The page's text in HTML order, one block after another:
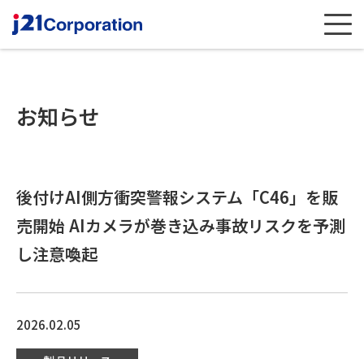
お知らせ
後付けAI側方衝突警報システム「C46」を販
売開始 AIカメラが巻き込み事故リスクを予測
し注意喚起
2026.02.05